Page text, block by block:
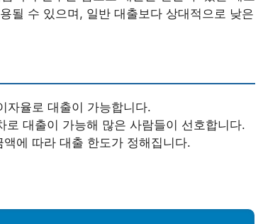
될 수 있으며, 일반 대출보다 상대적으로 낮은
자율로 대출이 가능합니다.
로 대출이 가능해 많은 사람들이 선호합니다.
에 따라 대출 한도가 정해집니다.